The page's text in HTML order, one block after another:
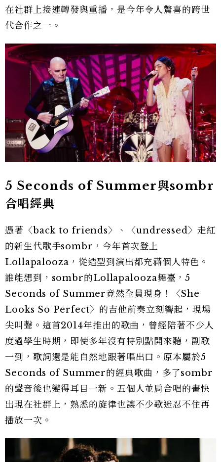
在社群上接連轉發與重播，是今年令人驚喜的跨世
代合作之一。
5 Seconds of Summer與sombr
合唱經典
憑著〈back to friends〉、〈undressed〉走紅
的新生代歌手sombr，今年首次登上
Lollapalooza，從造型到演出都充滿個人特色。
誰能想到，sombr的Lollapalooza舞臺，5
Seconds of Summer竟然全員現身！〈She
Looks So Perfect〉的吉他前奏立刻響起，現場
尖叫聲。這首2014年推出的歌曲，曾經陪著不少人
度過學生時期，即使多年沒有特別點開來聽，副歌
一到，歌詞還是能自然地跟著唱出口。原本屬於5
Seconds of Summer的經典歌曲，多了sombr
的聲音後也變得耳目一新。五個人並肩合唱的畫快
出現在社群上，熟悉的旋律也讓不少歌迷忍不住再
播放一次。